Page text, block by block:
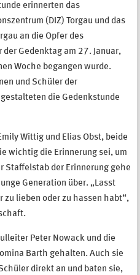
erinnerten das
(DIZ) Torgau und das
an die Opfer des
Gedenktag am 27. Januar,
Woche begangen wurde.
und Schüler der
die Gedenkstunde
Wittig und Elias Obst, beide
wichtig die Erinnerung sei, um
Staffelstab der Erinnerung gehe
Generation über. „Lasst
lieben oder zu hassen habt“,
Peter Nowack und die
Barth gehalten. Auch sie
direkt an und baten sie,